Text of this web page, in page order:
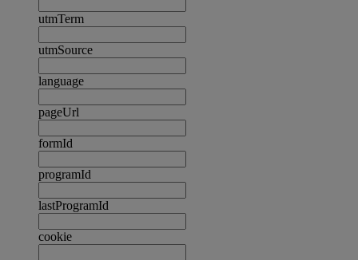
utmTerm
utmSource
language
pageUrl
formId
programId
lastProgramId
cookie